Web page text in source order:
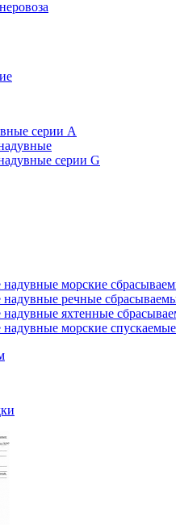
серии А
серии G
мoрcкиe
речные
яхтенные
морские спускаемые